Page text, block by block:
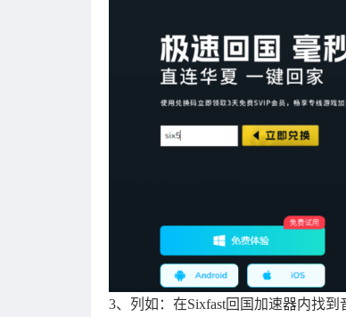
3、列如：在Sixfast回国加速器内找